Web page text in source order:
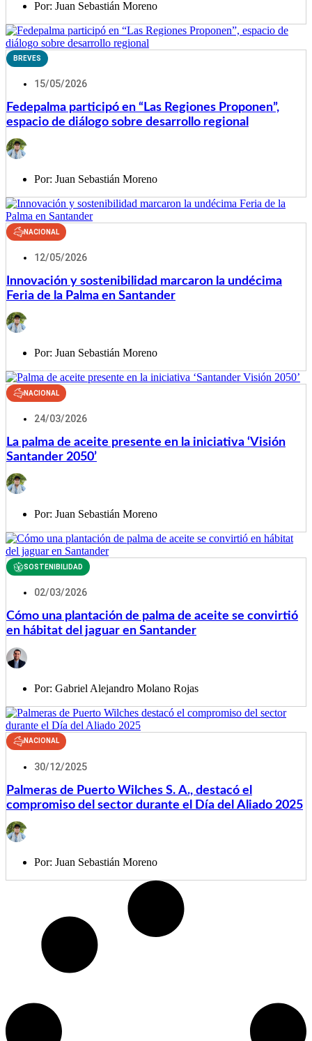
Por: Juan Sebastián Moreno
BREVES
15/05/2026
Fedepalma participó en “Las Regiones Proponen”,
espacio de diálogo sobre desarrollo regional
Por: Juan Sebastián Moreno
NACIONAL
12/05/2026
Innovación y sostenibilidad marcaron la undécima
Feria de la Palma en Santander
Por: Juan Sebastián Moreno
NACIONAL
24/03/2026
La palma de aceite presente en la iniciativa ‘Visión
Santander 2050’
Por: Juan Sebastián Moreno
SOSTENIBILIDAD
02/03/2026
Cómo una plantación de palma de aceite se convirtió
en hábitat del jaguar en Santander
Por: Gabriel Alejandro Molano Rojas
NACIONAL
30/12/2025
Palmeras de Puerto Wilches S. A., destacó el
compromiso del sector durante el Día del Aliado 2025
Por: Juan Sebastián Moreno